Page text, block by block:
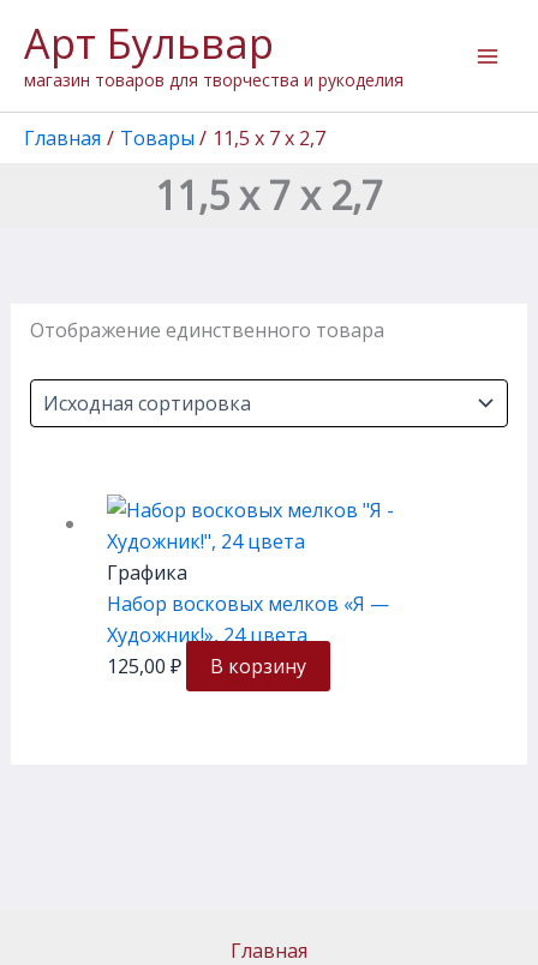
содержимому
Арт Бульвар
магазин товаров для творчества и рукоделия
Главная Товары 11,5 х 7 х 2,7
11,5 х 7 х 2,7
Отображение единственного товара
Графика
Набор восковых мелков «Я —
Художник!», 24 цвета
125,00 ₽ В корзину
Главная